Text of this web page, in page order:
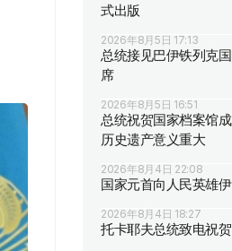
式出版
2026年8月5日 17:13
总统接见巴伊铁列克
席
2026年8月5日 16:51
总统祝贺国家档案馆
历史遗产意义重大
2026年8月4日 22:08
国家元首向人民英雄
2026年8月4日 18:27
托卡耶夫总统致电祝